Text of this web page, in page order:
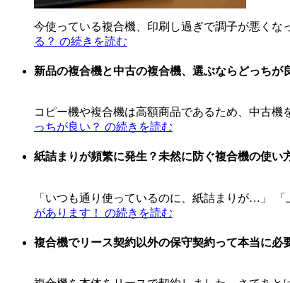
今使っている複合機、印刷し過ぎで調子が悪く
る？ の続きを読む
新品の複合機と中古の複合機、選ぶならどっちが
コピー機や複合機は高額商品であるため、中古
っちが良い？ の続きを読む
紙詰まりが頻繁に発生？未然に防ぐ複合機の使い
「いつも通り使っているのに、紙詰まりが…」
があります！ の続きを読む
複合機でリース契約以外の保守契約って本当に必